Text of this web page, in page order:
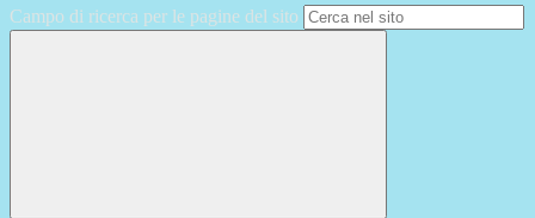
Campo di ricerca per le pagine del sito